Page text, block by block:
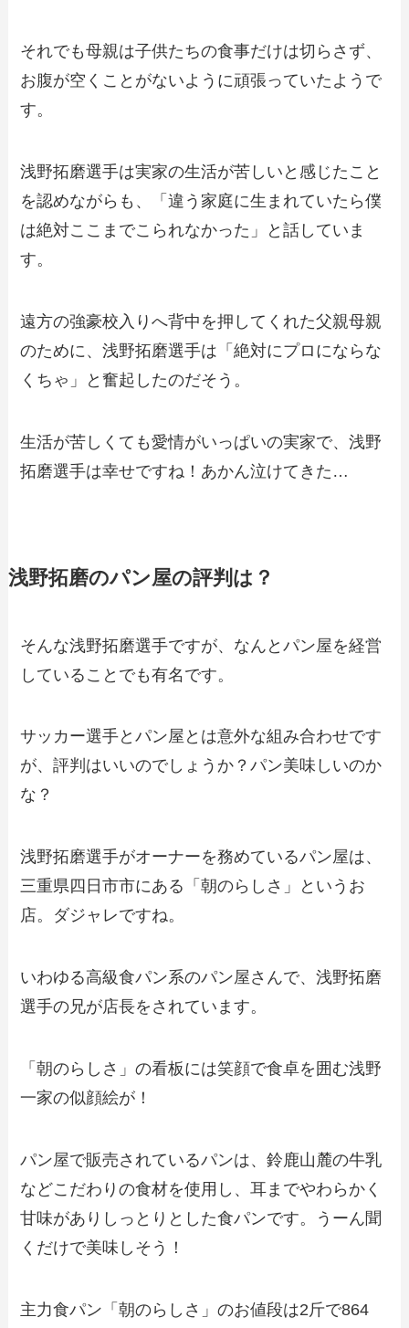
それでも母親は子供たちの食事だけは切らさず、
お腹が空くことがないように頑張っていたようで
す。
浅野拓磨選手は実家の生活が苦しいと感じたこと
を認めながらも、「違う家庭に生まれていたら僕
は絶対ここまでこられなかった」と話していま
す。
遠方の強豪校入りへ背中を押してくれた父親母親
のために、浅野拓磨選手は「絶対にプロにならな
くちゃ」と奮起したのだそう。
生活が苦しくても愛情がいっぱいの実家で、浅野
拓磨選手は幸せですね！あかん泣けてきた…
浅野拓磨のパン屋の評判は？
そんな浅野拓磨選手ですが、なんとパン屋を経営
していることでも有名です。
サッカー選手とパン屋とは意外な組み合わせです
が、評判はいいのでしょうか？パン美味しいのか
な？
浅野拓磨選手がオーナーを務めているパン屋は、
三重県四日市市にある「朝のらしさ」というお
店。ダジャレですね。
いわゆる高級食パン系のパン屋さんで、浅野拓磨
選手の兄が店長をされています。
「朝のらしさ」の看板には笑顔で食卓を囲む浅野
一家の似顔絵が！
パン屋で販売されているパンは、鈴鹿山麓の牛乳
などこだわりの食材を使用し、耳までやわらかく
甘味がありしっとりとした食パンです。うーん聞
くだけで美味しそう！
主力食パン「朝のらしさ」のお値段は2斤で864